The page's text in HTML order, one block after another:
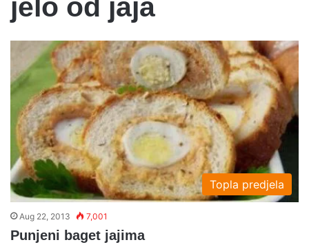
jelo od jaja
Topla predjela
Aug 22, 2013 7,001
Punjeni baget jajima